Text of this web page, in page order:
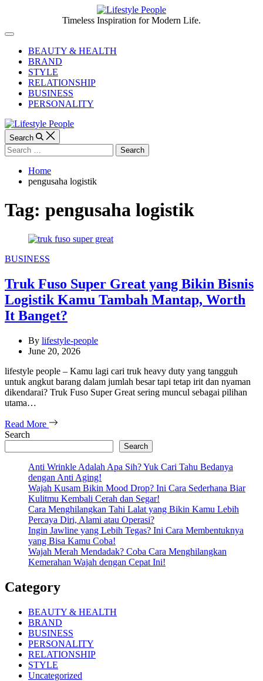
content
People
Timeless Inspiration for Modern Life.
Off
CanvasBEAUTY & HEALTH
BRAND
STYLE
RELATIONSHIP
BUSINESS
PERSONALITY
Search
Search
for:
Home
pengusaha logistik
Tag: pengusaha logistik
Categories
BUSINESS
Truk Fuso Super Great yang Bikin Bisnis
Logistik Kamu Tambah Mantap, Worth
It Banget?
By lifestyle-people
June 20, 2026
lifestyle people – Kamu lagi cari truk heavy duty yang tangguh
untuk angkut barang dalam jumlah besar tapi tetap irit dan nyaman
dikendarai? Truk Fuso Super Great sering muncul sebagai pilihan
utama…
Read More
Search
Search
Anti Wrinkle Adalah Apa Sih? Yuk Cari Tahu Bedanya
dengan Anti Aging!
Wajah Kusam Bikin Mood Drop? Ini Cara Sederhana Biar
Kulitmu Kembali Cerah dan Segar!
Cara Menghilangkan Tahi Lalat yang Bikin Kamu Lebih
Percaya Diri, Alami atau Operasi?
Ingin Jawline yang Lebih Tegas? Ini Cara Membentuknya
yang Bisa Kamu Coba!
Wajah Merah Mendadak? Coba Cara Menghilangkan
Kemerahan Wajah dengan Cepat Ini!
Category
BEAUTY & HEALTH
BRAND
BUSINESS
PERSONALITY
RELATIONSHIP
STYLE
Uncategorized